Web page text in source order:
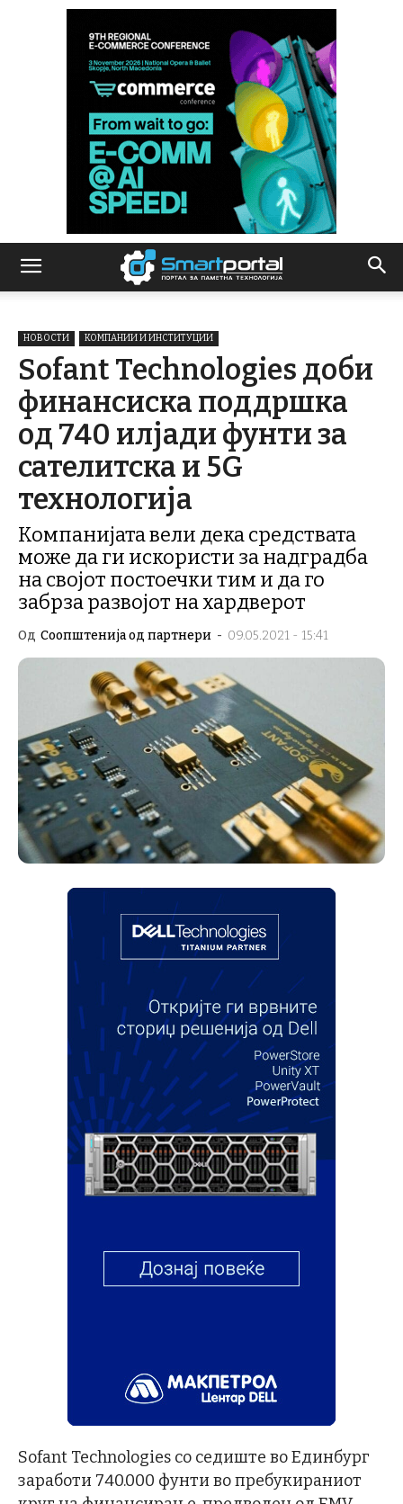
НОВОСТИ КОМПАНИИ И ИНСТИТУЦИИ
Sofant Technologies доби
финансиска поддршка
од 740 илјади фунти за
сателитска и 5G
технологија
Компанијата вели дека средствата
може да ги искористи за надградба
на својот постоечки тим и да го
забрза развојот на хардверот
Од Соопштенија од партнери - 09.05.2021 - 15:41
Sofant Technologies со седиште во Единбург
заработи 740.000 фунти во пребукираниот